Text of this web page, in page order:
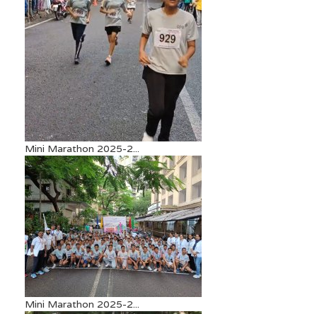
Mini Marathon 2025-2...
Mini Marathon 2025-2...